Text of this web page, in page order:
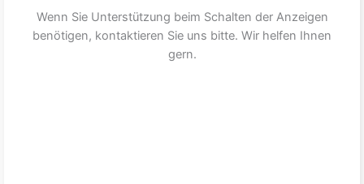
Wenn Sie Unterstützung beim Schalten der Anzeigen
benötigen, kontaktieren Sie uns bitte. Wir helfen Ihnen
gern.